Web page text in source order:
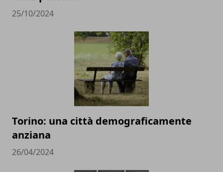
25/10/2024
Torino: una città demograficamente
anziana
26/04/2024